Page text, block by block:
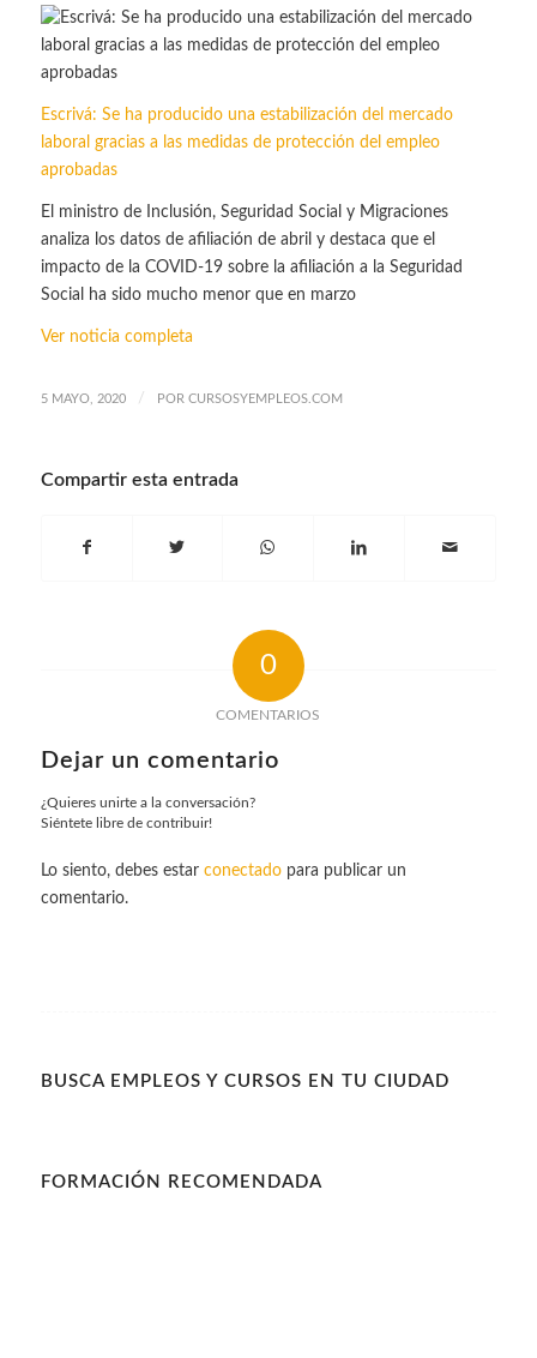
Escrivá: Se ha producido una estabilización del mercado
laboral gracias a las medidas de protección del empleo
aprobadas
El ministro de Inclusión, Seguridad Social y Migraciones
analiza los datos de afiliación de abril y destaca que el
impacto de la COVID-19 sobre la afiliación a la Seguridad
Social ha sido mucho menor que en marzo
Ver noticia completa
5 MAYO, 2020 / POR CURSOSYEMPLEOS.COM
Compartir esta entrada
0
COMENTARIOS
Dejar un comentario
¿Quieres unirte a la conversación?
Siéntete libre de contribuir!
Lo siento, debes estar conectadopara publicar un
comentario.
BUSCA EMPLEOS Y CURSOS EN TU CIUDAD
FORMACIÓN RECOMENDADA